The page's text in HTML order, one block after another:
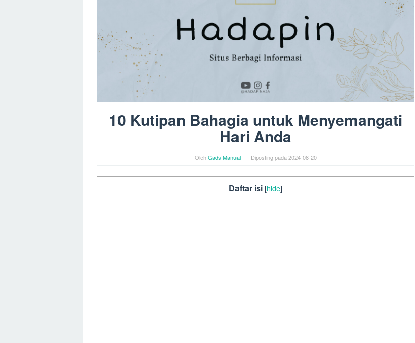
10 Kutipan Bahagia untuk Menyemangati
Hari Anda
OlehGads Manual Diposting pada2024-08-20
Daftar isi [hide]